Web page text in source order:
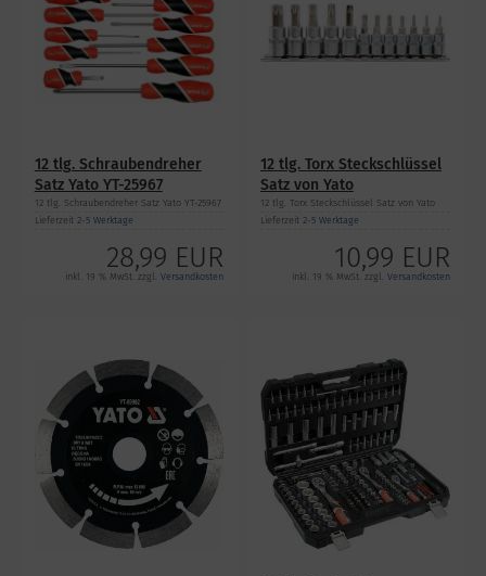
12 tlg. Schraubendreher
Satz Yato YT-25967
12 tlg. Schraubendreher Satz Yato YT-25967
Lieferzeit 2-5 Werktage
28,99 EUR
inkl. 19 % MwSt. zzgl.Versandkosten
12 tlg. Torx Steckschlüssel
Satz von Yato
12 tlg. Torx Steckschlüssel Satz von Yato
Lieferzeit 2-5 Werktage
10,99 EUR
inkl. 19 % MwSt. zzgl. Versandkosten